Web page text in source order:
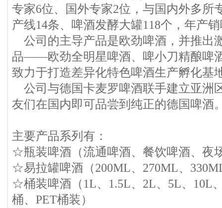
专家6位、国外专家2位，与国内外多所
产线14条、啤酒发酵大罐118个，年产
公司的主导产品是欧劲啤酒，并推出
品——欧劲全明星啤酒、啤小刀精酿啤
致力于打造差异化特色啤酒生产孵化基
公司与德国卡麦罗啤酒联手建立亚洲
友们在国内即可品尝到纯正的德国啤酒
主要产品系列有：
☆瓶装啤酒（流通啤酒、餐饮啤酒、夜
☆易拉罐啤酒（200ML、270ML、
☆桶装啤酒（1L、1.5L、2L、5L、10L
桶、PET桶装）